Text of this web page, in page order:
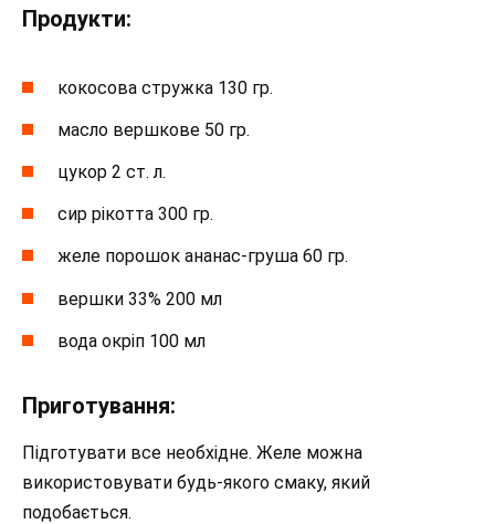
Продукти:
кокосова стружка 130 гр.
масло вершкове 50 гр.
цукор 2 ст. л.
сир рікотта 300 гр.
желе порошок ананас-груша 60 гр.
вершки 33% 200 мл
вода окріп 100 мл
Приготування:
Підготувати все необхідне. Желе можна
використовувати будь-якого смаку, який
подобається.